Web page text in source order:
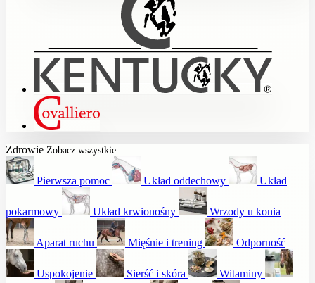
Zdrowie Zobacz wszystkie
Pierwsza pomoc Układ oddechowy Układ
pokarmowy Układ krwionośny Wrzody u konia
Aparat ruchu Mięśnie i trening Odporność
Uspokojenie Sierść i skóra Witaminy